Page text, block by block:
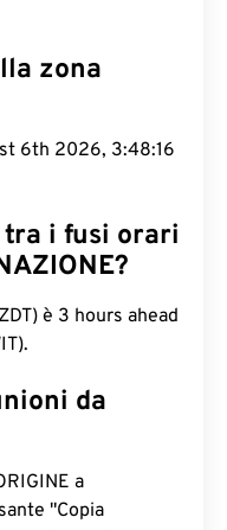
zona
6th 2026, 3:48:17
i fusi orari
è 3 hours ahead
da
a
"Copia